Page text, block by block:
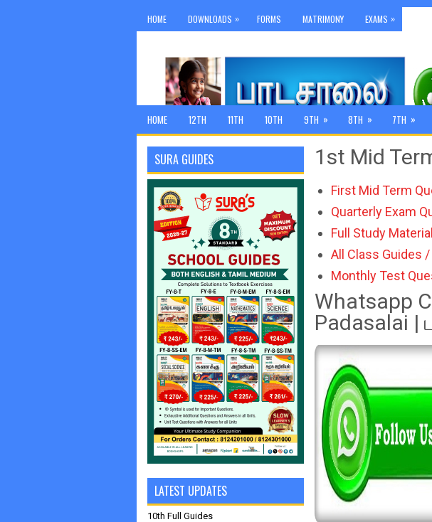
HOME DOWNLOADS » FORMS MATRIMONY EXAMS »
HOME 12TH 11TH 10TH 9TH » 8TH » 7TH »
1st Mid
First Mid Term
Quarterly Exam
Full Study
All Class Guides
Monthly Test
Whatsapp
Padasalai |
SURA GUIDES
LATEST UPDATES
10th Full Guides